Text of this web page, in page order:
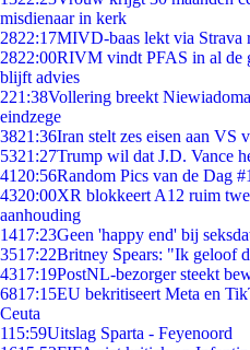
misdienaar in kerk
2822:17MIVD-baas lekt via Strava
2822:00RIVM vindt PFAS in al de
blijft advies
221:38Vollering breekt
eindzege
3821:36Iran stelt zes eisen aan VS
5321:27Trump wil dat J.D. Vance
41 20:56Random Pics van de Dag
4320:00XR blokkeert A12 ruim
aanhouding
1417:23Geen 'happy end' bij
3517:22Britney Spears: "Ik geloof
4317:19PostNL-bezorger steekt
6817:15EU bekritiseert Meta en
Ceuta
115:59Uitslag Sparta - Feyenoord